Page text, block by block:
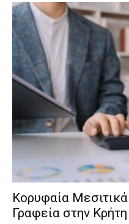
Κορυφαία
Γραφεία στην